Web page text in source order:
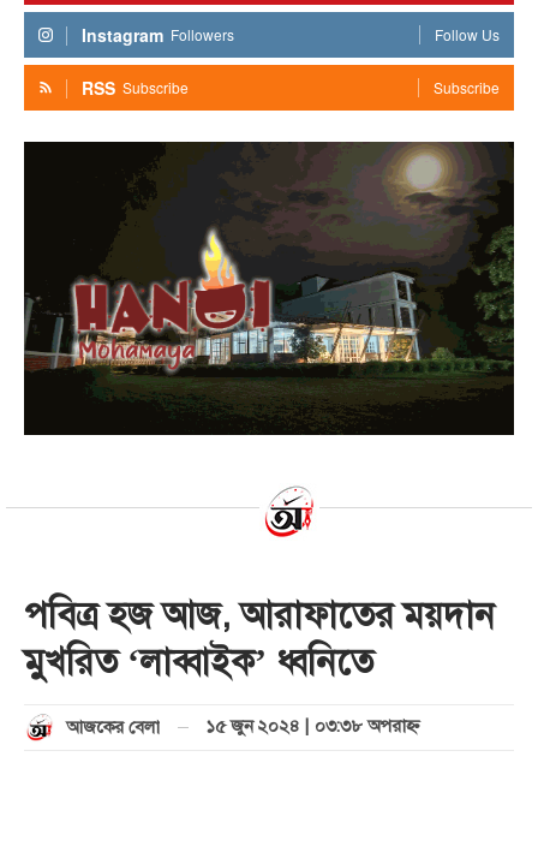
Instagram Followers Follow Us
RSS Subscribe Subscribe
পবিত্র হজ আজ, আরাফাতের ময়দান
মুখরিত ‘লাব্বাইক’ ধ্বনিতে
আজকের বেলা ১৫ জুন ২০২৪ | ০৩:৩৮ অপরাহ্ণ